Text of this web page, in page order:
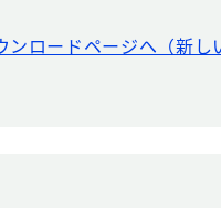
ロードページへ（新し